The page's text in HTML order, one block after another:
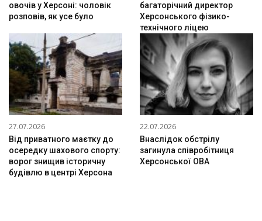
овочів у Херсоні: чоловік
розповів, як усе було
багаторічний директор
Херсонського фізико-
технічного ліцею
27.07.2026
Від приватного маєтку до
осередку шахового спорту:
ворог знищив історичну
будівлю в центрі Херсона
22.07.2026
Внаслідок обстрілу
загинула співробітниця
Херсонської ОВА